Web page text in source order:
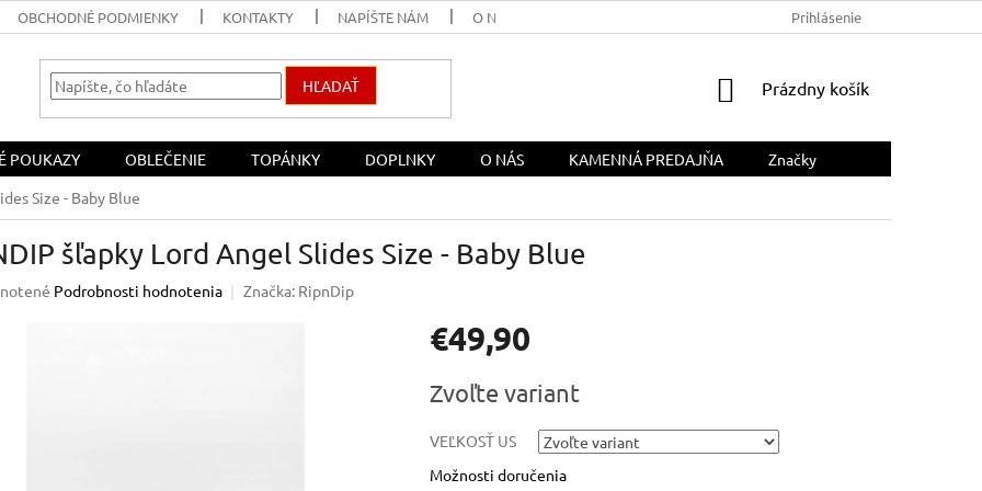
OBCHODNÉ PODMIENKY KONTAKTY NAPÍŠTE NÁM O NÁS Prihlásenie
HĽADAŤ
NÁKUPNÝ
Prázdny košík
POUKAZY OBLEČENIE TOPÁNKY DOPLNKY O NÁS KAMENNÁ PREDAJŇA
Značky
Size - Baby Blue
šľapky Lord Angel Slides Size - Baby Blue
Podrobnosti hodnotenia Značka: RipnDip
€49,90
cena:
Zvoľte variant
VEĽKOSŤ US
Možnosti doručenia